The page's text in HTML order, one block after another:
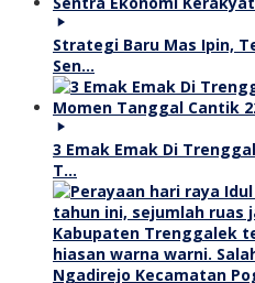
Strategi Baru Mas Ipin,
Sen…
3 Emak Emak Di
T…